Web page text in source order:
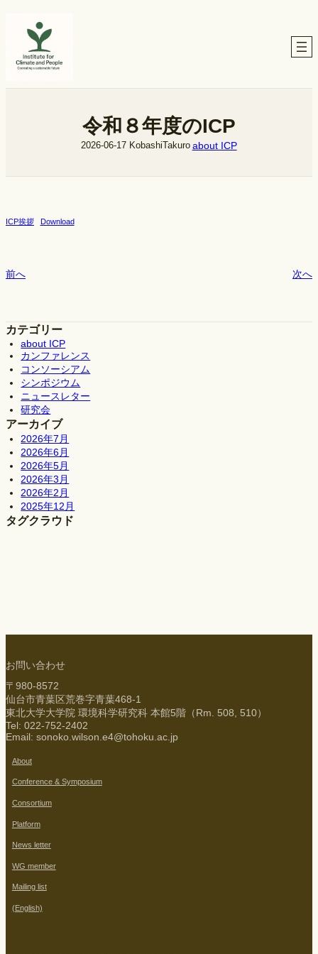
令和８年度のICP
2026-06-17 KobashiTakuro about ICP
ICP挨拶 Download
前へ 次へ
カテゴリー
about ICP
カンファレンス
コンソーシアム
シンポジウム
ニュースレター
研究会
アーカイブ
2026年7月
2026年6月
2026年5月
2026年3月
2026年2月
2025年12月
タグクラウド
お問い合わせ
〒980-8572
仙台市青葉区荒巻字青葉468-1
東北大学大学院 環境科学研究科 本館5階（Rm. 508, 510）
Tel: 022-752-2402
Email: sonoko.wilson.e4@tohoku.ac.jp
About
Conference & Symposium
Consortium
Platform
News letter
WG member
Mailing list
(English)